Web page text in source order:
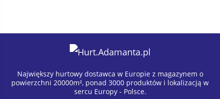
Największy hurtowy dostawca w Europie z magazynem o
powierzchni 20000m², ponad 3000 produktów i lokalizacją w
sercu Europy - Polsce.